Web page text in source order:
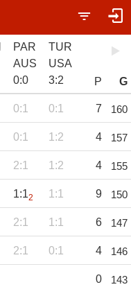
PAR
AUS
0:0
TUR
USA
3:2 P G
0:1 0:1 7 160
0:1 1:2 4 157
2:1 1:2 4 155
1:12 1:1 9 150
2:1 1:1 6 147
2:1 0:1 4 146
0 143